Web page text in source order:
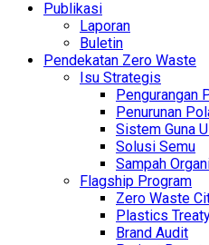
Publikasi
Laporan
Buletin
Pendekatan Zero Waste
Isu Strategis
Pengurangan
Penurunan
Sistem Guna
Solusi Semu
Sampah
Flagship Program
Zero Waste
Plastics
Brand Audit